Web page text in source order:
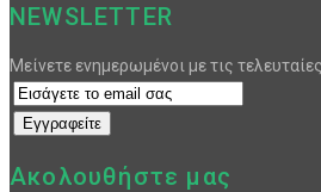
NEWSLETTER
Μείνετε ενημερωμένοι με τις
Ακολουθήστε μας